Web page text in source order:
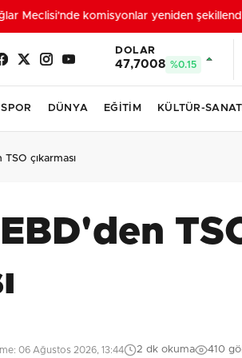
Meclisi'nde komisyonlar yeniden şekillendi
DOLAR
47,7008 %0.15
SPOR DÜNYA EĞİTİM KÜLTÜR-SANAT
çıkarması
06 Ağustos 2026, 13:44 2 dk okuma 410